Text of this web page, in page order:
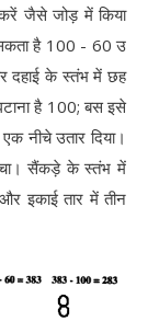
करें जैसे जोड़ में किया
है 100 - 60 उ
दहाई के स्तंभ में छह
है 100; बस इसे
नीचे उतार दिया।
सैंकड़े के स्तंभ में
इकाई तार में तीन